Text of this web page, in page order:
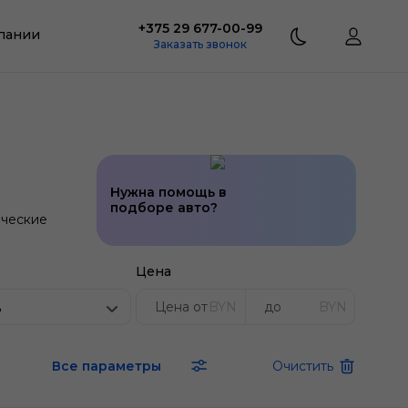
+375 29 677-00-99
Заказать звонок
Нужна помощь в
подборе авто?
Цена
BYN BYN
Все параметры Очистить